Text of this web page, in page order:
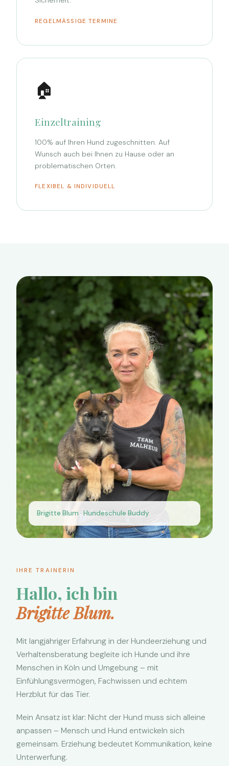
REGELMÄSSIGE TERMINE
🏠
Einzeltraining
100% auf Ihren Hund zugeschnitten. Auf
Wunsch auch bei Ihnen zu Hause oder an
problematischen Orten.
FLEXIBEL & INDIVIDUELL
IHRE TRAINERIN
Hallo, ich bin
Brigitte Blum.
Mit langjähriger Erfahrung in der Hundeerziehung und
Verhaltensberatung begleite ich Hunde und ihre
Menschen in Köln und Umgebung – mit
Einfühlungsvermögen, Fachwissen und echtem
Herzblut für das Tier.
Mein Ansatz ist klar: Nicht der Hund muss sich alleine
anpassen – Mensch und Hund entwickeln sich
gemeinsam. Erziehung bedeutet Kommunikation, keine
Unterwerfung.